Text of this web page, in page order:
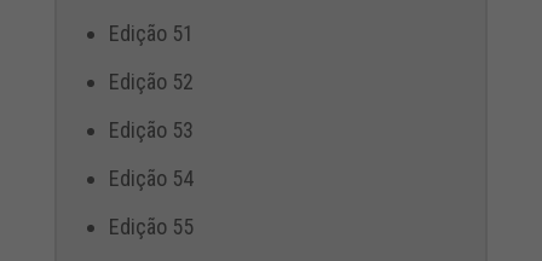
Edição 51
Edição 52
Edição 53
Edição 54
Edição 55